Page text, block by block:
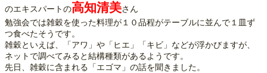
のエキスパートの高知清美さん
勉強会では雑穀を使った料理が１０品程がテーブルに並んで１皿ず
つ食べたそうです。
雑穀といえば、「アワ」や「ヒエ」「キビ」などが浮かびますが、
ネットで調べてみると結構種類があるようです。
先日、雑穀に含まれる「エゴマ」の話を聞きました。